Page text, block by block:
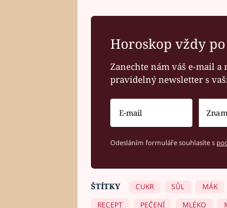
Horoskop vždy
Zanechte nám váš e-mail
pravidelný newsletter s
Odesláním formuláře souhlasíte s
ŠTÍTKY CUKR SŮL MÁK
RECEPT
PEČENÍ MLÉKO